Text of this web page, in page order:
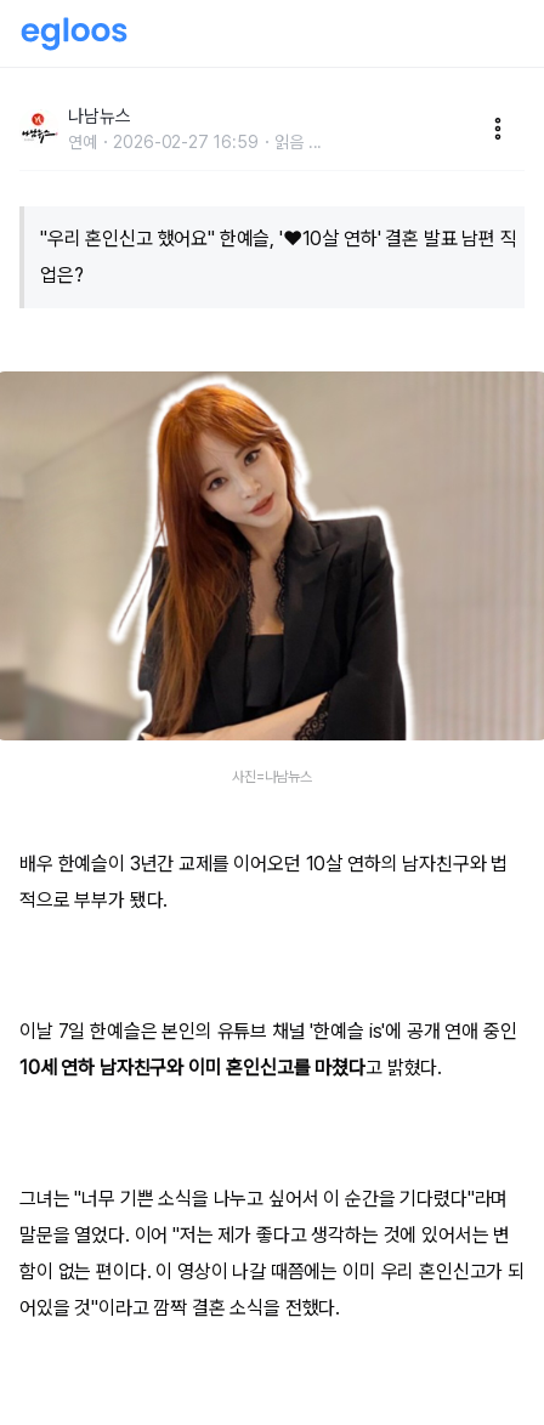
표 남편 직업은?
나남뉴스
연예 2026-02-27 16:59 읽음 ...
"우리 혼인신고 했어요" 한예슬, '♥10살 연하' 결혼 발표 남편 직
업은?
사진=나남뉴스
배우 한예슬이 3년간 교제를 이어오던 10살 연하의 남자친구와 법
적으로 부부가 됐다.
이날 7일 한예슬은 본인의 유튜브 채널 '한예슬 is'에 공개 연애 중인
10세 연하 남자친구와 이미 혼인신고를 마쳤다고 밝혔다.
그녀는 "너무 기쁜 소식을 나누고 싶어서 이 순간을 기다렸다"라며
말문을 열었다. 이어 "저는 제가 좋다고 생각하는 것에 있어서는 변
함이 없는 편이다. 이 영상이 나갈 때쯤에는 이미 우리 혼인신고가 되
어있을 것"이라고 깜짝 결혼 소식을 전했다.